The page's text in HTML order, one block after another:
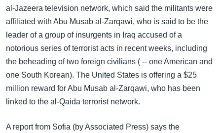
ညွန်း
စာမျက်နှာ
ကျော်
ရှာဖွေ
နေရာ
သုတပဒေသာ အင်္ဂလိပ်စာ
Learning English
ဗွီအိုအေ လူမှုကွန်ယက်များ
ဘာသာစကားများ
al-Jazeera television network, which said the militants were
affiliated with Abu Musab al-Zarqawi, who is said to be the
leader of a group of insurgents in Iraq accused of a
notorious series of terrorist acts in recent weeks, including
the beheading of two foreign civilians ( -- one American and
one South Korean). The United States is offering a $25
million reward for Abu Musab al-Zarqawi, who has been
linked to the al-Qaida terrorist network.
A report from Sofia (by Associated Press) says the